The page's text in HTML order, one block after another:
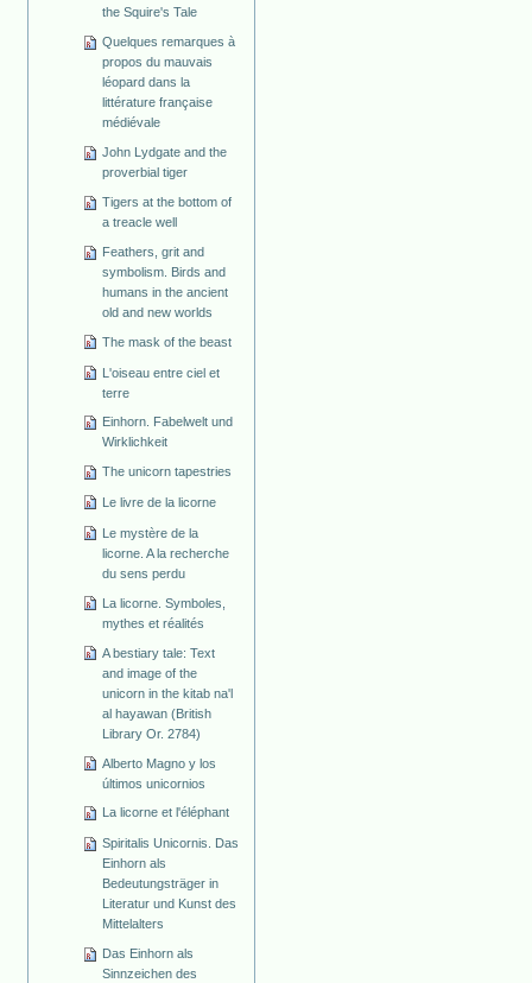
the Squire's Tale
Quelques remarques à
propos du mauvais
léopard dans la
littérature française
médiévale
John Lydgate and the
proverbial tiger
Tigers at the bottom of
a treacle well
Feathers, grit and
symbolism. Birds and
humans in the ancient
old and new worlds
The mask of the beast
L'oiseau entre ciel et
terre
Einhorn. Fabelwelt und
Wirklichkeit
The unicorn tapestries
Le livre de la licorne
Le mystère de la
licorne. A la recherche
du sens perdu
La licorne. Symboles,
mythes et réalités
A bestiary tale: Text
and image of the
unicorn in the kitab na'l
al hayawan (British
Library Or. 2784)
Alberto Magno y los
últimos unicornios
La licorne et l'éléphant
Spiritalis Unicornis. Das
Einhorn als
Bedeutungsträger in
Literatur und Kunst des
Mittelalters
Das Einhorn als
Sinnzeichen des